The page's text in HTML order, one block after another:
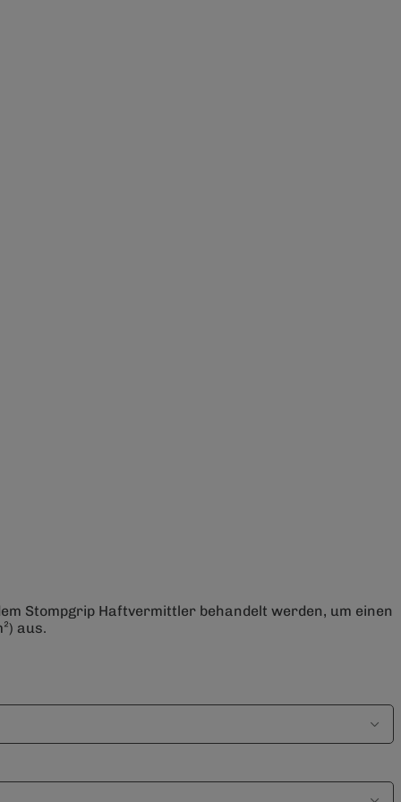
Stompgrip Haftvermittler behandelt werden, um einen
aus.